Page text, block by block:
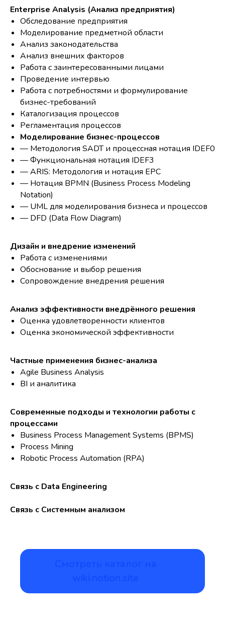
Enterprise Analysis (Анализ предприятия)
Обследование предприятия
Моделирование предметной области
Анализ законодательства
Анализ внешних факторов
Работа с заинтересованными лицами
Проведение интервью
Работа с потребностями и формулирование
бизнес-требований
Каталогизация процессов
Регламентация процессов
Моделирование бизнес-процессов
— Методология SADT и процессная нотация IDEF0
— Функциональная нотация IDEF3
— ARIS: Методология и нотация EPC
— Нотация BPMN (Business Process Modeling
Notation)
— UML для моделирования бизнеса и процессов
— DFD (Data Flow Diagram)
Дизайн и внедрение изменений
Работа с изменениями
Обоснование и выбор решения
Сопровождение внедрения решения
Анализ эффективности внедрённого решения
Оценка удовлетворенности клиентов
Оценка экономической эффективности
Частные применения бизнес-анализа
Agile Business Analysis
BI и аналитика
Современные подходы и технологии работы с
процессами
Business Process Management Systems (BPMS)
Process Mining
Robotic Process Automation (RPA)
Связь с Data Engineering
Связь с Cистемным анализом